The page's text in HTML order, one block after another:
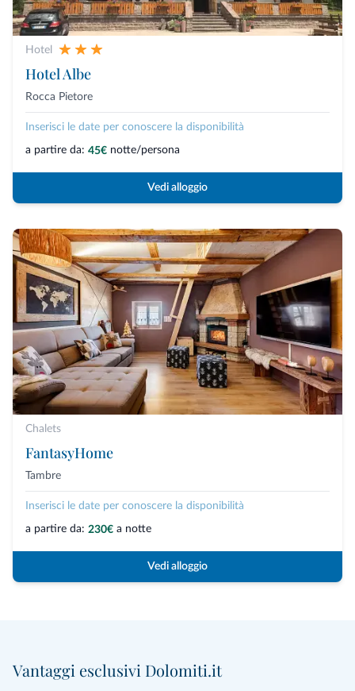
Hotel
Hotel Albe
Rocca Pietore
Inserisci le date per conoscere la disponibilità
a partire da: 45€ notte/persona
Vedi alloggio
Chalets
FantasyHome
Tambre
Inserisci le date per conoscere la disponibilità
a partire da: 230€ a notte
Vedi alloggio
Vantaggi esclusivi Dolomiti.it